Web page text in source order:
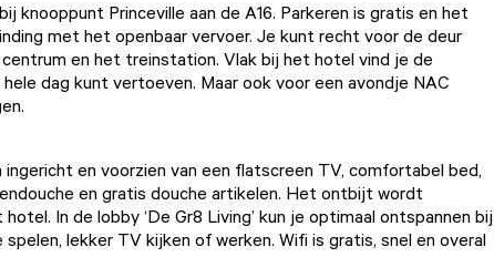
knooppunt Princeville aan de A16. Parkeren is gratis en het
met het openbaar vervoer. Je kunt recht voor de deur
en het treinstation. Vlak bij het hotel vind je de
dag kunt vertoeven. Maar ook voor een avondje NAC
en voorzien van een flatscreen TV, comfortabel bed,
en gratis douche artikelen. Het ontbijt wordt
In de lobby ‘De Gr8 Living’ kun je optimaal ontspannen bij
lekker TV kijken of werken. Wifi is gratis, snel en overal